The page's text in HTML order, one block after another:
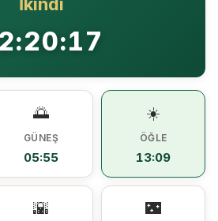
Kaymakam Kaptanoğlu’ndan Kıbrıs Gazisi Recep Kıral’a iftar ziyareti
🌅
GÜNEŞ
05:55
☀️
ÖĞLE
13:09
🌇 🌃